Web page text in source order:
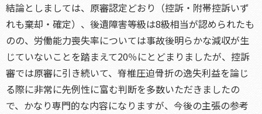
結論としましては、原審認定どおり（控訴・附帯控訴いず
れも棄却・確定）、後遺障害等級は8級相当が認められたも
のの、労働能力喪失率については事故後明らかな減収が生
じていないことを踏まえて20％にとどまりましたが、控訴
審では原審に引き続いて、脊椎圧迫骨折の逸失利益を論じ
る際に非常に先例性に富む判断を多数いただきましたの
で、かなり専門的な内容になりますが、今後の主張の参考